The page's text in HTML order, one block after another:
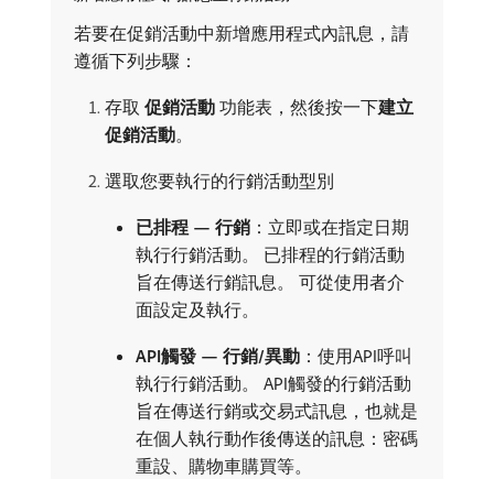
若要在促銷活動中新增應用程式內訊息，請
遵循下列步驟：
存取​ 促銷活動 ​功能表，然後按一下​建立
促銷活動。
選取您要執行的行銷活動型別
已排程 — 行銷 ：立即或在指定日期
執行行銷活動。 已排程的行銷活動
旨在傳送行銷訊息。 可從使用者介
面設定及執行。
API觸發 — 行銷/異動 ：使用API呼叫
執行行銷活動。 API觸發的行銷活動
旨在傳送行銷或交易式訊息，也就是
在個人執行動作後傳送的訊息：密碼
重設、購物車購買等。